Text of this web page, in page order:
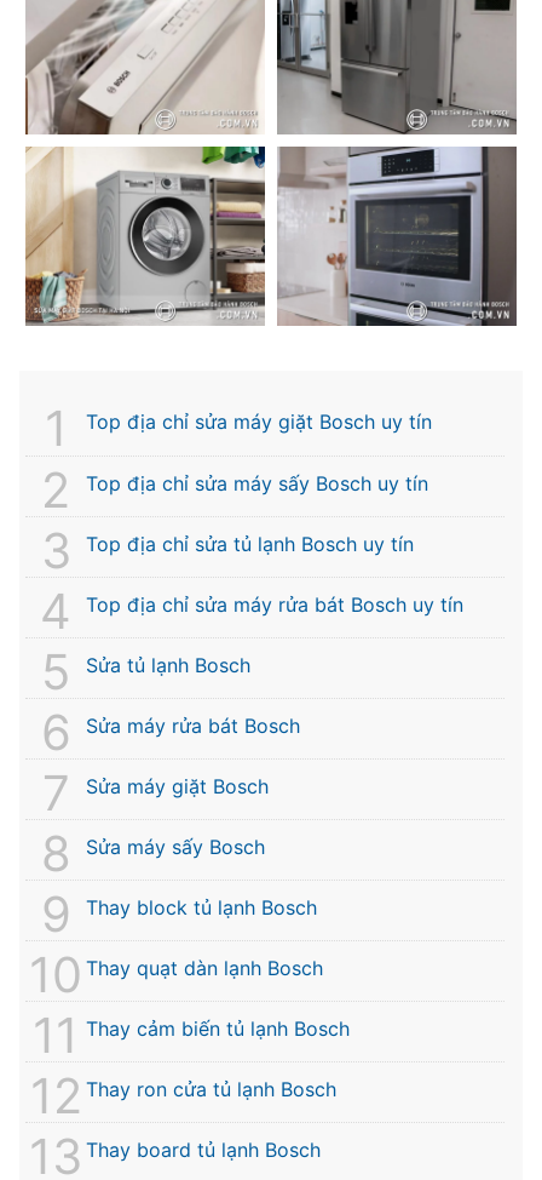
Top địa chỉ sửa máy giặt Bosch uy tín
Top địa chỉ sửa máy sấy Bosch uy tín
Top địa chỉ sửa tủ lạnh Bosch uy tín
Top địa chỉ sửa máy rửa bát Bosch uy tín
Sửa tủ lạnh Bosch
Sửa máy rửa bát Bosch
Sửa máy giặt Bosch
Sửa máy sấy Bosch
Thay block tủ lạnh Bosch
Thay quạt dàn lạnh Bosch
Thay cảm biến tủ lạnh Bosch
Thay ron cửa tủ lạnh Bosch
Thay board tủ lạnh Bosch